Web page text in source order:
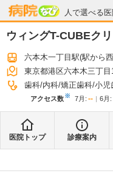
人で選べる
病院なび
ウィングT-CUBEク
六本木一丁目駅(駅から
東京都港区六本木三丁
歯科 内科 矯正歯科 小児
アクセス数※ 7月 : -- 6月 :
医院トップ 診療案内